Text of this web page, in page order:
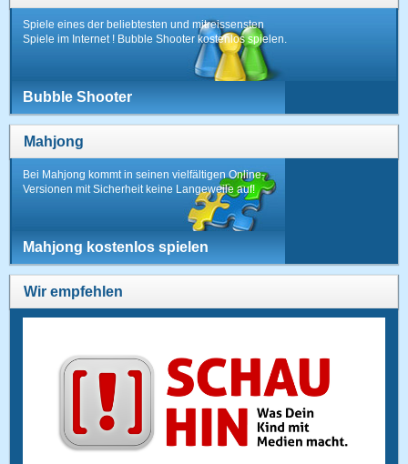
Spiele eines der beliebtesten und mitreissensten
Spiele im Internet ! Bubble Shooter kostenlos spielen.
Bubble Shooter
Mahjong
Bei Mahjong kommt in seinen vielfältigen Online-
Versionen mit Sicherheit keine Langeweile auf!
Mahjong kostenlos spielen
Wir empfehlen